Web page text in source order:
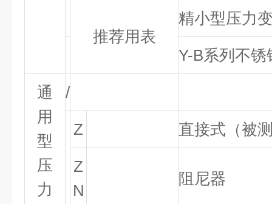
推荐用表
精小型压力
Y-B系列不锈
通
用
型
压
力
/
Z 直接式（被
Z
N
阻尼器